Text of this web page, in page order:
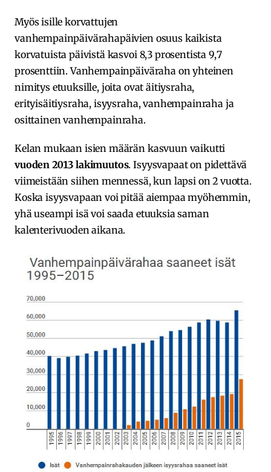
Myös isille korvattujen
vanhempainpäivärahapäivien osuus kaikista
korvatuista päivistä kasvoi 8,3 prosentista 9,7
prosenttiin. Vanhempainpäiväraha on yhteinen
nimitys etuuksille, joita ovat äitiysraha,
erityisäitiysraha, isyysraha, vanhempainraha ja
osittainen vanhempainraha.
Kelan mukaan isien määrän kasvuun vaikutti
vuoden 2013 lakimuutos. Isyysvapaat on pidettävä
viimeistään siihen mennessä, kun lapsi on 2 vuotta.
Koska isyysvapaan voi pitää aiempaa myöhemmin,
yhä useampi isä voi saada etuuksia saman
kalenterivuoden aikana.